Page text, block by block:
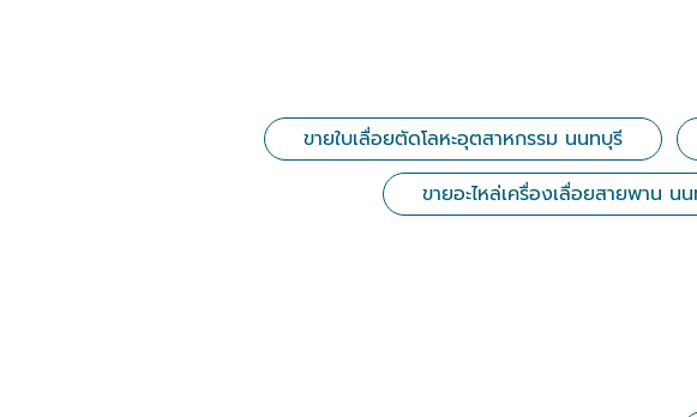
ขายใบเลื่อยตัดโลหะอุตสาหกรรม นนทบุรี
ขายอะไหล่เครื่องเลื่อยสายพาน น